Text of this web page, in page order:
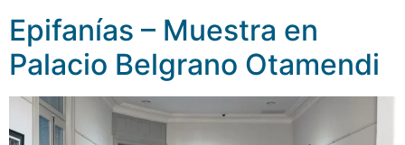
Epifanías – Muestra en
Palacio Belgrano Otamendi